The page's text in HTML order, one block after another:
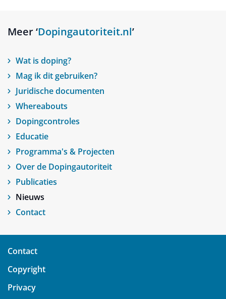
Meer ‘Dopingautoriteit.nl’
Wat is doping?
Mag ik dit gebruiken?
Juridische documenten
Whereabouts
Dopingcontroles
Educatie
Programma's & Projecten
Over de Dopingautoriteit
Publicaties
Nieuws
Contact
Contact
Copyright
Privacy